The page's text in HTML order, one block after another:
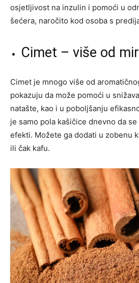
osjetljivost na inzulin i pomoći u
šećera, naročito kod osoba s
Cimet – više od
Cimet je mnogo više od
pokazuju da može pomoći u
natašte, kao i u poboljšanju
je samo pola kašičice dnevno da
efekti. Možete ga dodati u zobenu
ili čak kafu.